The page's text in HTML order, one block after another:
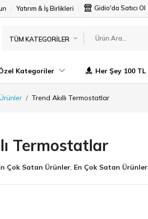
Yatırım & İş Birlikleri Gidio'da Satıcı Ol
TÜM KATEGORILER
Kategoriler Her Şey 100 TL
Trend Akıllı Termostatlar
Termostatlar
Çok Satan Ürünler En Çok Satan Ürünler